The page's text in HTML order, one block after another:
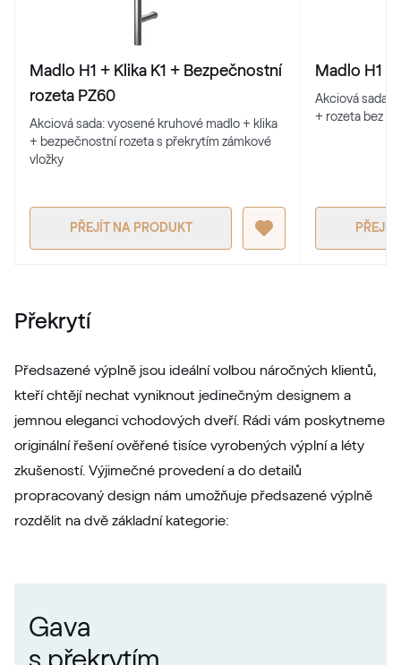
Metbrush Mocca
F436-1009
Metbrush Platin
F436-1004
Kieselgrau
F436-5033
Madlo H1 + Klika K1 + Bezpečnostní
rozeta PZ60
Akciová sada: vyosené kruhové madlo + klika
+ bezpečnostní rozeta s překrytím zámkové
vložky
PŘEJÍT NA PRODUKT
Madlo H1 +
Akciová sada:
+ rozeta bez
PŘEJÍT
Překrytí
Předsazené výplně jsou ideální volbou náročných klientů,
kteří chtějí nechat vyniknout jedinečným designem a
jemnou eleganci vchodových dveří. Rádi vám poskytneme
originální řešení ověřené tisíce vyrobených výplní a léty
zkušeností. Výjimečné provedení a do detailů
propracovaný design nám umožňuje předsazené výplně
rozdělit na dvě základní kategorie:
Gava